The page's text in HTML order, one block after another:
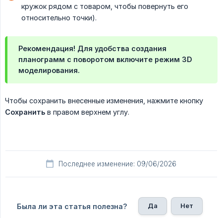
кружок рядом с товаром, чтобы повернуть его
относительно точки).
Рекомендация! Для удобства создания
планограмм с поворотом включите режим 3D
моделирования.
Чтобы сохранить внесенные изменения, нажмите кнопку
Сохранить в правом верхнем углу.
Последнее изменение: 09/06/2026
Была ли эта статья полезна? Да Нет